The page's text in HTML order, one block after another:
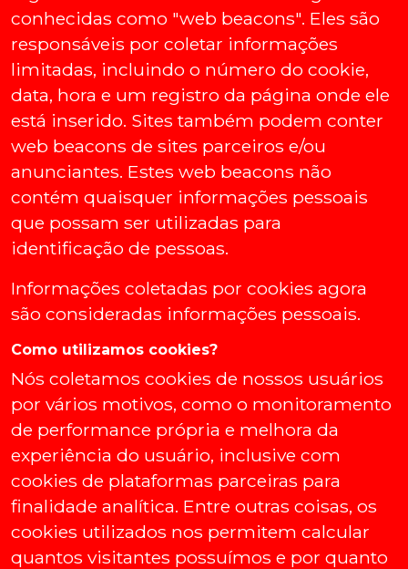
conhecidas como "web beacons". Eles são
responsáveis por coletar informações
limitadas, incluindo o número do cookie,
data, hora e um registro da página onde ele
está inserido. Sites também podem conter
web beacons de sites parceiros e/ou
anunciantes. Estes web beacons não
contém quaisquer informações pessoais
que possam ser utilizadas para
identificação de pessoas.
Informações coletadas por cookies agora
são consideradas informações pessoais.
Como utilizamos cookies?
Nós coletamos cookies de nossos usuários
por vários motivos, como o monitoramento
de performance própria e melhora da
experiência do usuário, inclusive com
cookies de plataformas parceiras para
finalidade analítica. Entre outras coisas, os
cookies utilizados nos permitem calcular
quantos visitantes possuímos e por quanto